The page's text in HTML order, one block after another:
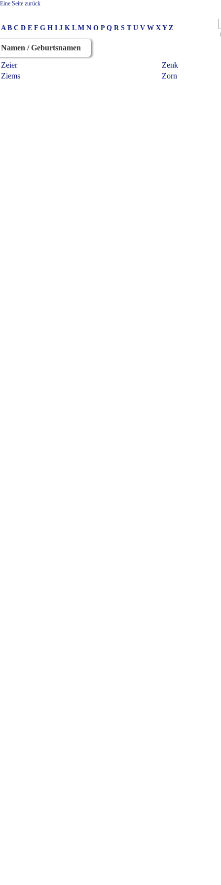
Eine Seite zurück
A B C D E F G H I J K L M N O P Q R S T U V W X Y Z
Namen / Geburtsnamen
Zeier
Zenk
Ziems
Zorn